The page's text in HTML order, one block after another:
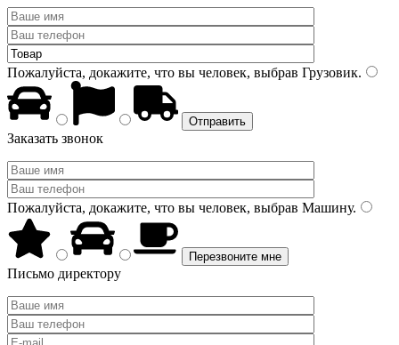
Пожалуйста, докажите, что вы человек, выбрав Грузовик.
Заказать звонок
Пожалуйста, докажите, что вы человек, выбрав Машину.
Письмо директору